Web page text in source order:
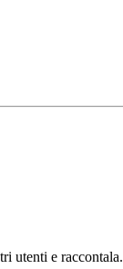
utenti e raccontala.